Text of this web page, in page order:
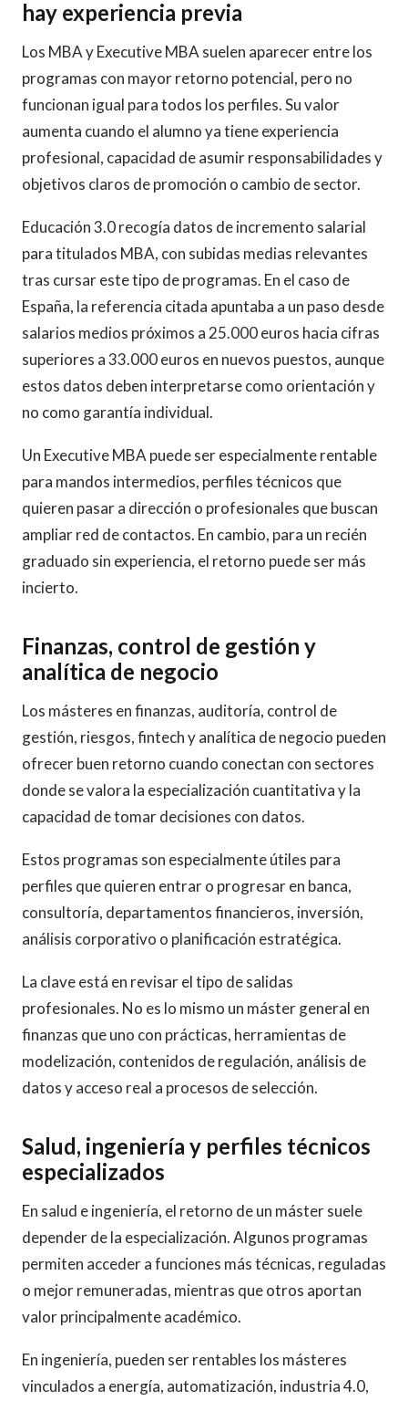
hay experiencia previa
Los MBA y Executive MBA suelen aparecer entre los
programas con mayor retorno potencial, pero no
funcionan igual para todos los perfiles. Su valor
aumenta cuando el alumno ya tiene experiencia
profesional, capacidad de asumir responsabilidades y
objetivos claros de promoción o cambio de sector.
Educación 3.0 recogía datos de incremento salarial
para titulados MBA, con subidas medias relevantes
tras cursar este tipo de programas. En el caso de
España, la referencia citada apuntaba a un paso desde
salarios medios próximos a 25.000 euros hacia cifras
superiores a 33.000 euros en nuevos puestos, aunque
estos datos deben interpretarse como orientación y
no como garantía individual.
Un Executive MBA puede ser especialmente rentable
para mandos intermedios, perfiles técnicos que
quieren pasar a dirección o profesionales que buscan
ampliar red de contactos. En cambio, para un recién
graduado sin experiencia, el retorno puede ser más
incierto.
Finanzas, control de gestión y
analítica de negocio
Los másteres en finanzas, auditoría, control de
gestión, riesgos, fintech y analítica de negocio pueden
ofrecer buen retorno cuando conectan con sectores
donde se valora la especialización cuantitativa y la
capacidad de tomar decisiones con datos.
Estos programas son especialmente útiles para
perfiles que quieren entrar o progresar en banca,
consultoría, departamentos financieros, inversión,
análisis corporativo o planificación estratégica.
La clave está en revisar el tipo de salidas
profesionales. No es lo mismo un máster general en
finanzas que uno con prácticas, herramientas de
modelización, contenidos de regulación, análisis de
datos y acceso real a procesos de selección.
Salud, ingeniería y perfiles técnicos
especializados
En salud e ingeniería, el retorno de un máster suele
depender de la especialización. Algunos programas
permiten acceder a funciones más técnicas, reguladas
o mejor remuneradas, mientras que otros aportan
valor principalmente académico.
En ingeniería, pueden ser rentables los másteres
vinculados a energía, automatización, industria 4.0,